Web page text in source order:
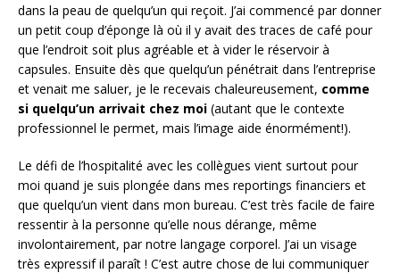
dans la peau de quelqu’un qui reçoit. J’ai commencé par donner
un petit coup d’éponge là où il y avait des traces de café pour
que l’endroit soit plus agréable et à vider le réservoir à
capsules. Ensuite dès que quelqu’un pénétrait dans l’entreprise
et venait me saluer, je le recevais chaleureusement, comme
si quelqu’un arrivait chez moi (autant que le contexte
professionnel le permet, mais l’image aide énormément!).
Le défi de l’hospitalité avec les collègues vient surtout pour
moi quand je suis plongée dans mes reportings financiers et
que quelqu’un vient dans mon bureau. C’est très facile de faire
ressentir à la personne qu’elle nous dérange, même
involontairement, par notre langage corporel. J’ai un visage
très expressif il paraît ! C’est autre chose de lui communiquer